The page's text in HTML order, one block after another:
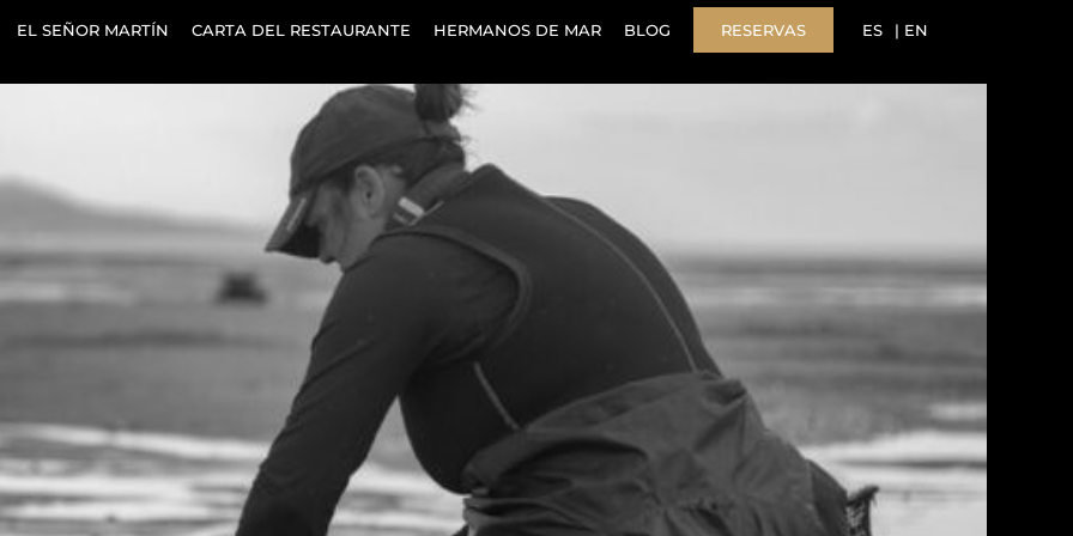
EL SEÑOR MARTÍN CARTA DEL RESTAURANTE HERMANOS DE MAR BLOG RESERVAS ES EN
Adela Lestón es mariscadora.